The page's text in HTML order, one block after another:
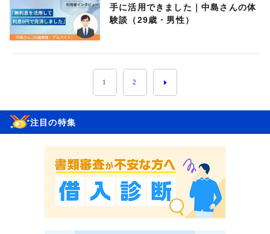
手に活用できました｜中島さんの体
験談（29歳・男性）
1 2
注目の特集